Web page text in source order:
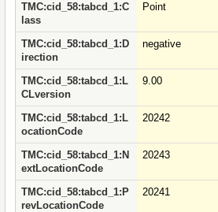
TMC:cid_58:tabcd_1:C
lass
Point
TMC:cid_58:tabcd_1:D
irection
negative
TMC:cid_58:tabcd_1:L
CLversion
9.00
TMC:cid_58:tabcd_1:L
ocationCode
20242
TMC:cid_58:tabcd_1:N
extLocationCode
20243
TMC:cid_58:tabcd_1:P
revLocationCode
20241